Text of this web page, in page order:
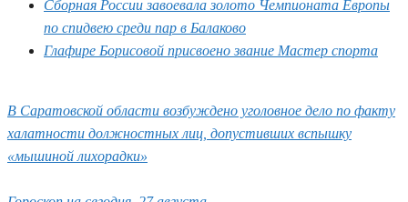
Сборная России завоевала золото Чемпионата Европы
по спидвею среди пар в Балаково
Глафире Борисовой присвоено звание Мастер спорта
В Саратовской области возбуждено уголовное дело по факту
халатности должностных лиц, допустивших вспышку
«мышиной лихорадки»